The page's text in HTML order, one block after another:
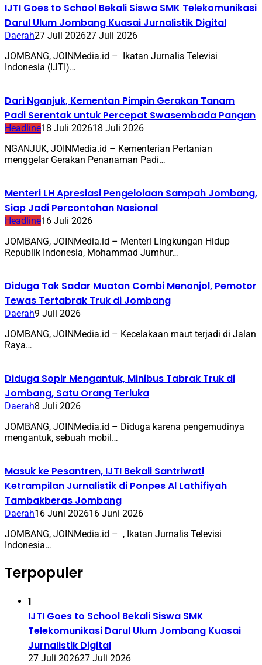
IJTI Goes to School Bekali Siswa SMK Telekomunikasi
Darul Ulum Jombang Kuasai Jurnalistik Digital
Daerah27 Juli 202627 Juli 2026
JOMBANG, JOINMedia.id – Ikatan Jurnalis Televisi
Indonesia (IJTI)…
Dari Nganjuk, Kementan Pimpin Gerakan Tanam
Padi Serentak untuk Percepat Swasembada Pangan
Headline18 Juli 202618 Juli 2026
NGANJUK, JOINMedia.id – Kementerian Pertanian
menggelar Gerakan Penanaman Padi…
Menteri LH Apresiasi Pengelolaan Sampah Jombang,
Siap Jadi Percontohan Nasional
Headline16 Juli 2026
JOMBANG, JOINMedia.id – Menteri Lingkungan Hidup
Republik Indonesia, Mohammad Jumhur…
Diduga Tak Sadar Muatan Combi Menonjol, Pemotor
Tewas Tertabrak Truk di Jombang
Daerah9 Juli 2026
JOMBANG, JOINMedia.id – Kecelakaan maut terjadi di Jalan
Raya…
Diduga Sopir Mengantuk, Minibus Tabrak Truk di
Jombang, Satu Orang Terluka
Daerah8 Juli 2026
JOMBANG, JOINMedia.id – Diduga karena pengemudinya
mengantuk, sebuah mobil…
Masuk ke Pesantren, IJTI Bekali Santriwati
Ketrampilan Jurnalistik di Ponpes Al Lathifiyah
Tambakberas Jombang
Daerah16 Juni 202616 Juni 2026
JOMBANG, JOINMedia.id – ​, Ikatan Jurnalis Televisi
Indonesia…
Terpopuler
1
IJTI Goes to School Bekali Siswa SMK
Telekomunikasi Darul Ulum Jombang Kuasai
Jurnalistik Digital
27 Juli 202627 Juli 2026